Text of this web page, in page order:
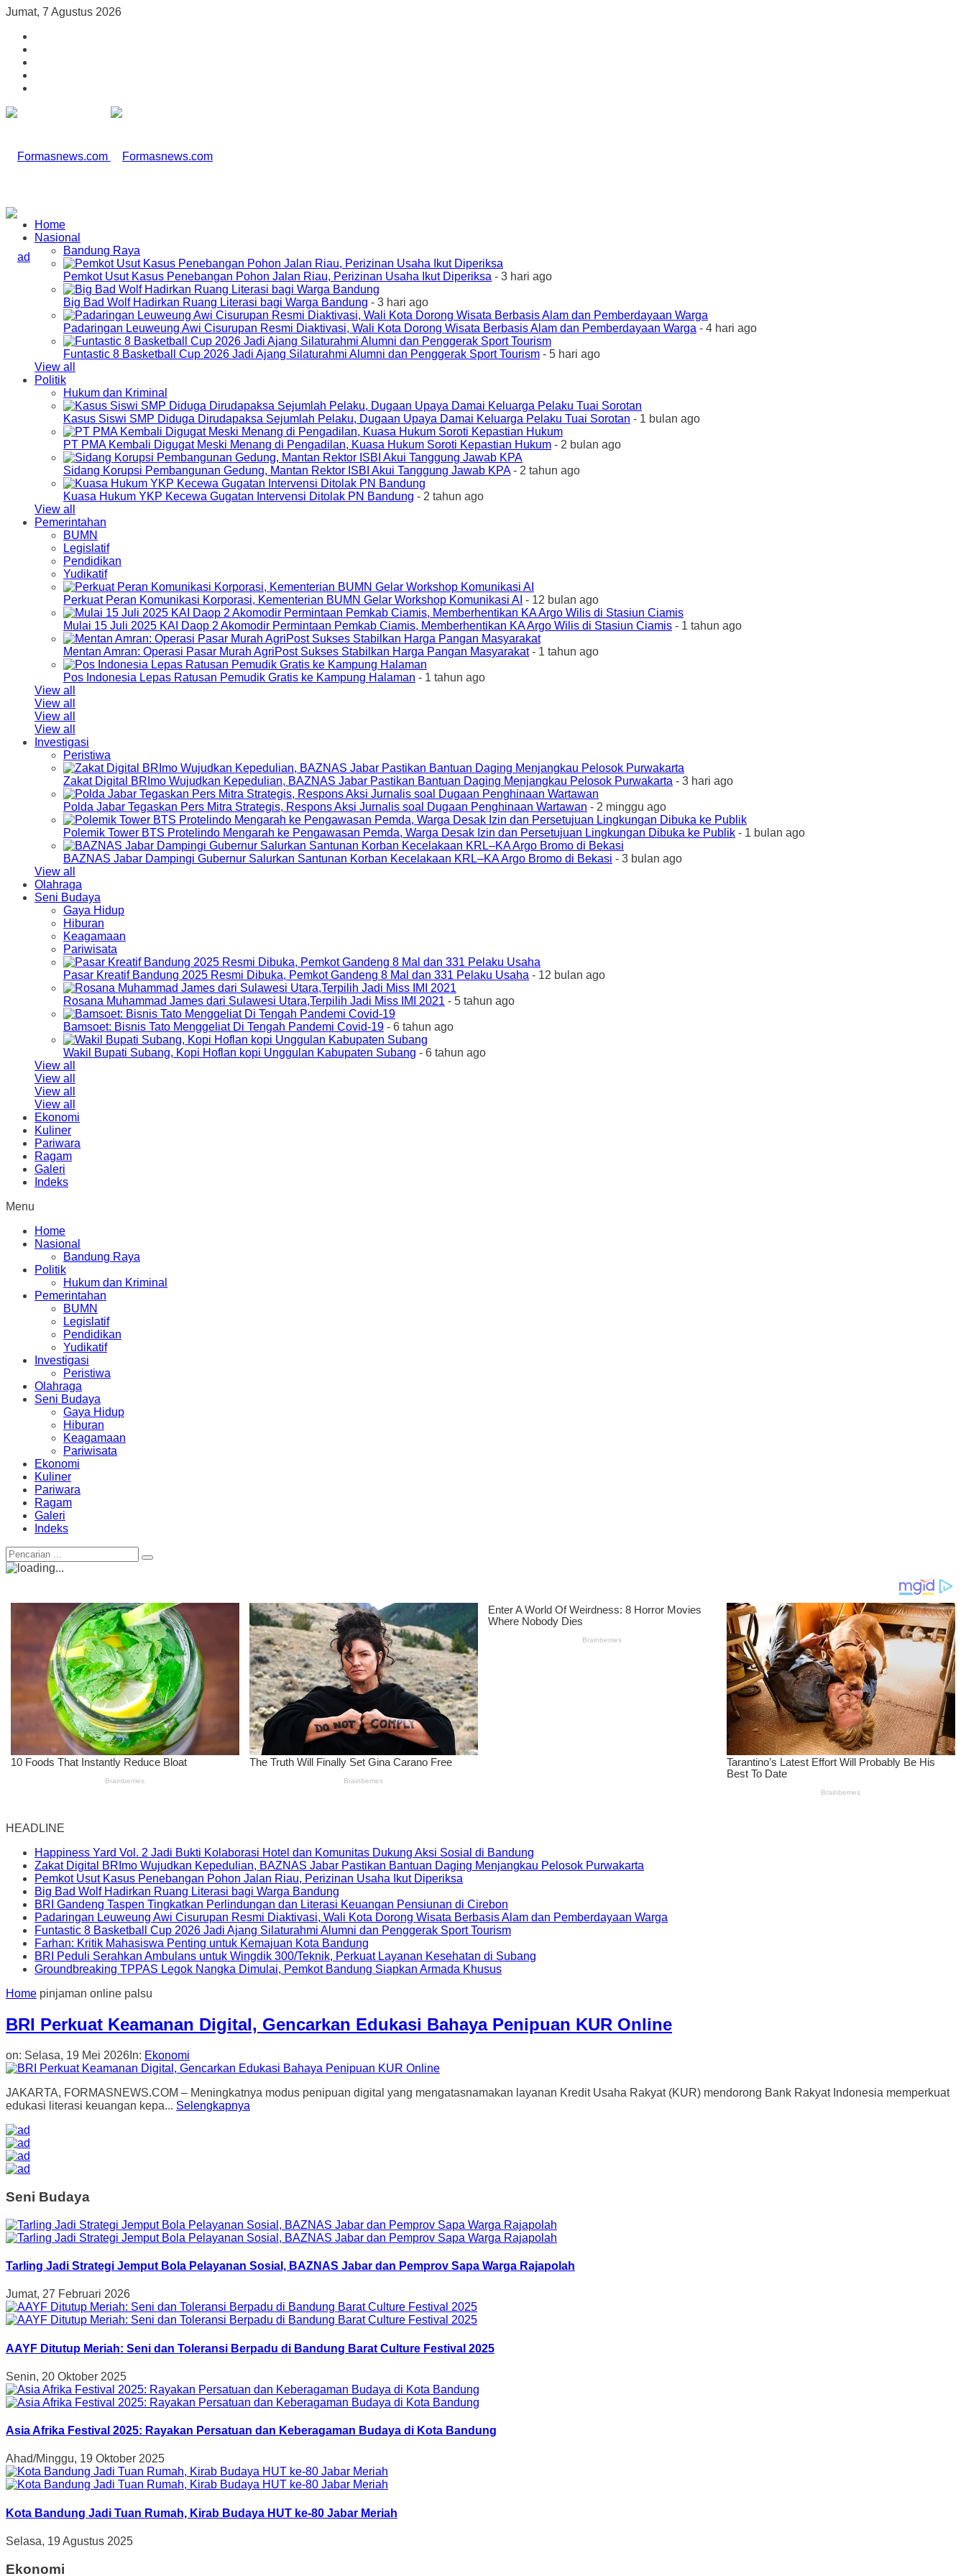
Jumat, 7 Agustus 2026
Home
Nasional
Bandung Raya
Pemkot Usut Kasus Penebangan Pohon Jalan Riau, Perizinan Usaha Ikut Diperiksa - 3 hari ago
Big Bad Wolf Hadirkan Ruang Literasi bagi Warga Bandung - 3 hari ago
Padaringan Leuweung Awi Cisurupan Resmi Diaktivasi, Wali Kota Dorong Wisata Berbasis Alam dan Pemberdayaan Warga - 4 hari ago
Funtastic 8 Basketball Cup 2026 Jadi Ajang Silaturahmi Alumni dan Penggerak Sport Tourism - 5 hari ago
View all
Politik
Hukum dan Kriminal
Kasus Siswi SMP Diduga Dirudapaksa Sejumlah Pelaku, Dugaan Upaya Damai Keluarga Pelaku Tuai Sorotan - 1 bulan ago
PT PMA Kembali Digugat Meski Menang di Pengadilan, Kuasa Hukum Soroti Kepastian Hukum - 2 bulan ago
Sidang Korupsi Pembangunan Gedung, Mantan Rektor ISBI Akui Tanggung Jawab KPA- 2 tahun ago
Kuasa Hukum YKP Kecewa Gugatan Intervensi Ditolak PN Bandung - 2 tahun ago
View all
Pemerintahan
BUMN
Legislatif
Pendidikan
Yudikatif
Perkuat Peran Komunikasi Korporasi, Kementerian BUMN Gelar Workshop Komunikasi AI - 12 bulan ago
Mulai 15 Juli 2025 KAI Daop 2 Akomodir Permintaan Pemkab Ciamis, Memberhentikan KA Argo Wilis di Stasiun Ciamis - 1 tahun ago
Mentan Amran: Operasi Pasar Murah AgriPost Sukses Stabilkan Harga Pangan Masyarakat- 1 tahun ago
Pos Indonesia Lepas Ratusan Pemudik Gratis ke Kampung Halaman - 1 tahun ago
View all
View all
View all
View all
Investigasi
Peristiwa
Zakat Digital BRImo Wujudkan Kepedulian, BAZNAS Jabar Pastikan Bantuan Daging Menjangkau Pelosok Purwakarta - 3 hari ago
Polda Jabar Tegaskan Pers Mitra Strategis, Respons Aksi Jurnalis soal Dugaan Penghinaan Wartawan - 2 minggu ago
Polemik Tower BTS Protelindo Mengarah ke Pengawasan Pemda, Warga Desak Izin dan Persetujuan Lingkungan Dibuka ke Publik - 1 bulan ago
BAZNAS Jabar Dampingi Gubernur Salurkan Santunan Korban Kecelakaan KRL–KA Argo Bromo di Bekasi - 3 bulan ago
View all
Olahraga
Seni Budaya
Gaya Hidup
Hiburan
Keagamaan
Pariwisata
Pasar Kreatif Bandung 2025 Resmi Dibuka, Pemkot Gandeng 8 Mal dan 331 Pelaku Usaha - 12 bulan ago
Rosana Muhammad James dari Sulawesi Utara,Terpilih Jadi Miss IMI 2021 - 5 tahun ago
Bamsoet: Bisnis Tato Menggeliat Di Tengah Pandemi Covid-19 - 6 tahun ago
Wakil Bupati Subang, Kopi Hoflan kopi Unggulan Kabupaten Subang - 6 tahun ago
View all
View all
View all
View all
Ekonomi
Kuliner
Pariwara
Ragam
Galeri
Indeks
Menu
Home
Nasional
Bandung Raya
Politik
Hukum dan Kriminal
Pemerintahan
BUMN
Legislatif
Pendidikan
Yudikatif
Investigasi
Peristiwa
Olahraga
Seni Budaya
Gaya Hidup
Hiburan
Keagamaan
Pariwisata
Ekonomi
Kuliner
Pariwara
Ragam
Galeri
Indeks
HEADLINE
Happiness Yard Vol. 2 Jadi Bukti Kolaborasi Hotel dan Komunitas Dukung Aksi Sosial di Bandung
Zakat Digital BRImo Wujudkan Kepedulian, BAZNAS Jabar Pastikan Bantuan Daging Menjangkau Pelosok Purwakarta
Pemkot Usut Kasus Penebangan Pohon Jalan Riau, Perizinan Usaha Ikut Diperiksa
Big Bad Wolf Hadirkan Ruang Literasi bagi Warga Bandung
BRI Gandeng Taspen Tingkatkan Perlindungan dan Literasi Keuangan Pensiunan di Cirebon
Padaringan Leuweung Awi Cisurupan Resmi Diaktivasi, Wali Kota Dorong Wisata Berbasis Alam dan Pemberdayaan Warga
Funtastic 8 Basketball Cup 2026 Jadi Ajang Silaturahmi Alumni dan Penggerak Sport Tourism
Farhan: Kritik Mahasiswa Penting untuk Kemajuan Kota Bandung
BRI Peduli Serahkan Ambulans untuk Wingdik 300/Teknik, Perkuat Layanan Kesehatan di Subang
Groundbreaking TPPAS Legok Nangka Dimulai, Pemkot Bandung Siapkan Armada Khusus
Home pinjaman online palsu
BRI Perkuat Keamanan Digital, Gencarkan Edukasi Bahaya Penipuan KUR Online
on: Selasa, 19 Mei 2026 In: Ekonomi
JAKARTA, FORMASNEWS.COM – Meningkatnya modus penipuan digital yang mengatasnamakan layanan Kredit Usaha Rakyat (KUR) mendorong Bank Rakyat Indonesia memperkuat
edukasi literasi keuangan kepa... Selengkapnya
Seni Budaya
Tarling Jadi Strategi Jemput Bola Pelayanan Sosial, BAZNAS Jabar dan Pemprov Sapa Warga Rajapolah
Jumat, 27 Februari 2026
AAYF Ditutup Meriah: Seni dan Toleransi Berpadu di Bandung Barat Culture Festival 2025
Senin, 20 Oktober 2025
Asia Afrika Festival 2025: Rayakan Persatuan dan Keberagaman Budaya di Kota Bandung
Ahad/Minggu, 19 Oktober 2025
Kota Bandung Jadi Tuan Rumah, Kirab Budaya HUT ke-80 Jabar Meriah
Selasa, 19 Agustus 2025
Ekonomi